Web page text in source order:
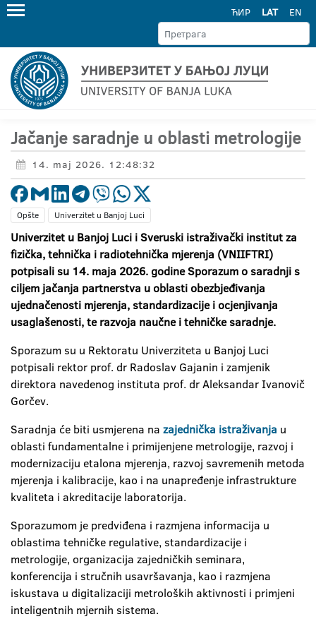
ЋИР LAT EN
Jačanje saradnje u oblasti metrologije
14. maj 2026. 12:48:32
Opšte Univerzitet u Banjoj Luci
Univerzitet u Banjoj Luci i Sveruski istraživački institut za
fizička, tehnička i radiotehnička mjerenja (VNIIFTRI)
potpisali su 14. maja 2026. godine Sporazum o saradnji s
ciljem jačanja partnerstva u oblasti obezbjeđivanja
ujednačenosti mjerenja, standardizacije i ocjenjivanja
usaglašenosti, te razvoja naučne i tehničke saradnje.
Sporazum su u Rektoratu Univerziteta u Banjoj Luci
potpisali rektor prof. dr Radoslav Gajanin i zamjenik
direktora navedenog instituta prof. dr Aleksandar Ivanovič
Gorčev.
Saradnja će biti usmjerena na zajednička istraživanja u
oblasti fundamentalne i primijenjene metrologije, razvoj i
modernizaciju etalona mjerenja, razvoj savremenih metoda
mjerenja i kalibracije, kao i na unapređenje infrastrukture
kvaliteta i akreditacije laboratorija.
Sporazumom je predviđena i razmjena informacija u
oblastima tehničke regulative, standardizacije i
metrologije, organizacija zajedničkih seminara,
konferencija i stručnih usavršavanja, kao i razmjena
iskustava u digitalizaciji metroloških aktivnosti i primjeni
inteligentnih mjernih sistema.